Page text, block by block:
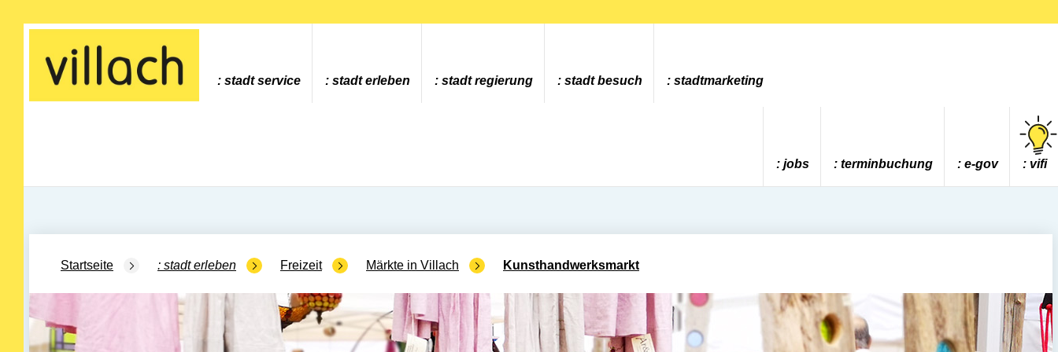
Gehe zur Startseite
stadt service stadt erleben stadt regierung stadt besuch stadtmarketing
jobs terminbuchung e-gov vifi
Startseite stadt erleben Freizeit Märkte in Villach Kunsthandwerksmarkt